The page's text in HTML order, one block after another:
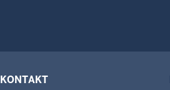
KONTAKT